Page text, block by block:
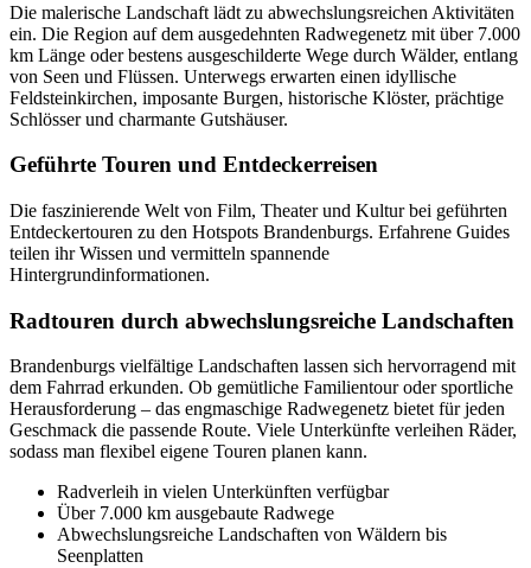
Die malerische Landschaft lädt zu abwechslungsreichen Aktivitäten
ein. Die Region auf dem ausgedehnten Radwegenetz mit über 7.000
km Länge oder bestens ausgeschilderte Wege durch Wälder, entlang
von Seen und Flüssen. Unterwegs erwarten einen idyllische
Feldsteinkirchen, imposante Burgen, historische Klöster, prächtige
Schlösser und charmante Gutshäuser.
Geführte Touren und Entdeckerreisen
Die faszinierende Welt von Film, Theater und Kultur bei geführten
Entdeckertouren zu den Hotspots Brandenburgs. Erfahrene Guides
teilen ihr Wissen und vermitteln spannende
Hintergrundinformationen.
Radtouren durch abwechslungsreiche Landschaften
Brandenburgs vielfältige Landschaften lassen sich hervorragend mit
dem Fahrrad erkunden. Ob gemütliche Familientour oder sportliche
Herausforderung – das engmaschige Radwegenetz bietet für jeden
Geschmack die passende Route. Viele Unterkünfte verleihen Räder,
sodass man flexibel eigene Touren planen kann.
Radverleih in vielen Unterkünften verfügbar
Über 7.000 km ausgebaute Radwege
Abwechslungsreiche Landschaften von Wäldern bis
Seenplatten